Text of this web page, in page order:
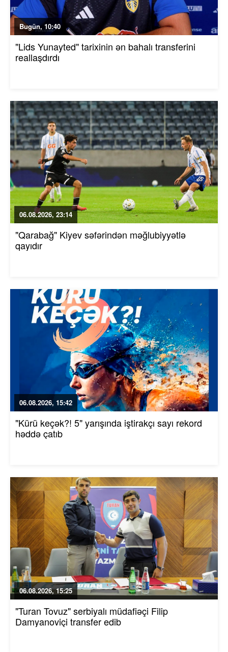
Bugün, 10:40
"Lids Yunayted" tarixinin ən bahalı transferini
reallaşdırdı
06.08.2026, 23:14
"Qarabağ" Kiyev səfərindən məğlubiyyətlə
qayıdır
06.08.2026, 15:42
"Kürü keçək?! 5" yarışında iştirakçı sayı rekord
həddə çatıb
06.08.2026, 15:25
"Turan Tovuz" serbiyalı müdafiəçi Filip
Damyanoviçi transfer edib